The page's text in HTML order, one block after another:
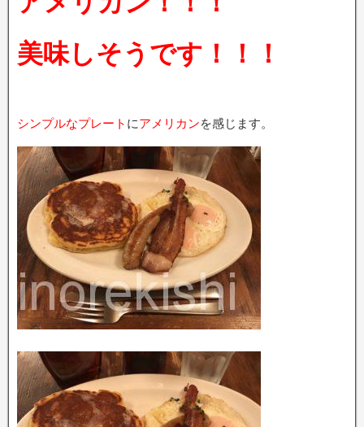
美味しそうです！！！
シンプルなプレート にアメリカンを感じます。